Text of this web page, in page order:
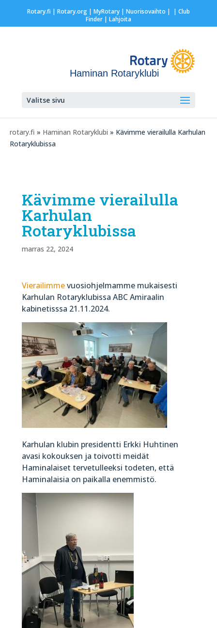
Rotary.fi | Rotary.org| MyRotary | Nuorisovaihto | | Club
Finder| Lahjoita
Haminan Rotaryklubi
Valitse sivu
rotary.fi » Haminan Rotaryklubi » Kävimme vierailulla Karhulan
Rotaryklubissa
Kävimme vierailulla
Karhulan
Rotaryklubissa
marras 22, 2024
Vierailimmevuosiohjelmamme mukaisesti
Karhulan Rotaryklubissa ABC Amiraalin
kabinetisssa 21.11.2024.
Karhulan klubin presidentti Erkki Huhtinen
avasi kokouksen ja toivotti meidät
Haminalaiset tervetulleeksi todeten, että
Haminalaisia on paikalla enemmistö.